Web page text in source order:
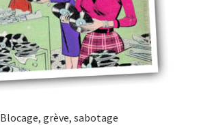
Blocage, grève, sabotage